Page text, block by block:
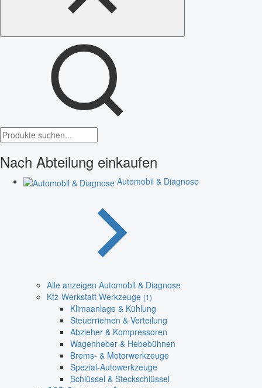
Nach Abteilung einkaufen
Automobil & Diagnose
Alle anzeigen Automobil & Diagnose
Kfz-Werkstatt Werkzeuge (1)
Klimaanlage & Kühlung
Steuerriemen & Verteilung
Abzieher & Kompressoren
Wagenheber & Hebebühnen
Brems- & Motorwerkzeuge
Spezial-Autowerkzeuge
Schlüssel & Steckschlüssel